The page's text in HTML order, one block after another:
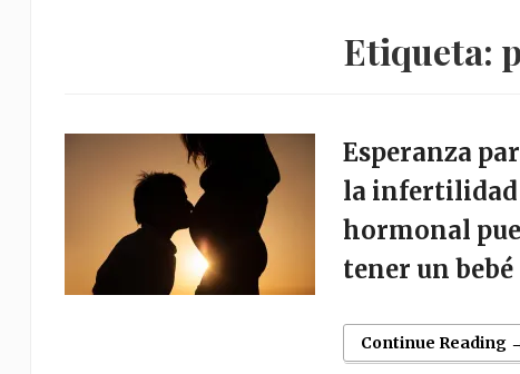
Etiqueta:
Esperanza
la
hormonal
tener un bebé
Continue Reading